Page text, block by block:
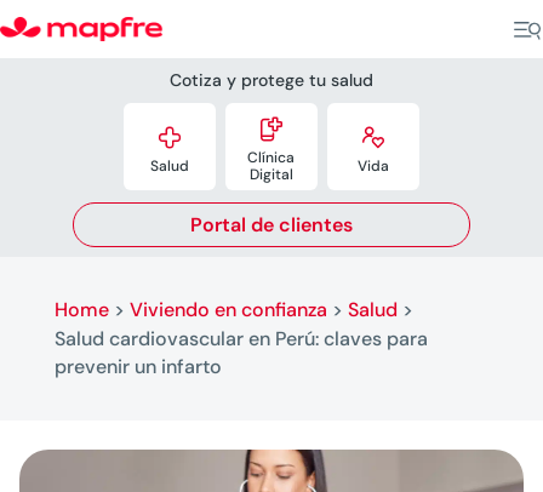
Cotiza y protege tu salud

Salud

Clínica
Digital

Vida
Portal de clientes
Home> Viviendo en confianza > Salud >
Salud cardiovascular en Perú: claves para
prevenir un infarto